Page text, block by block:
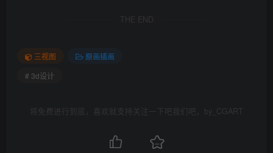
THE END
三视图
原画插画
# 3d设计
将免费进行到底，喜欢就支持关注一下吧我们吧，by_CGART